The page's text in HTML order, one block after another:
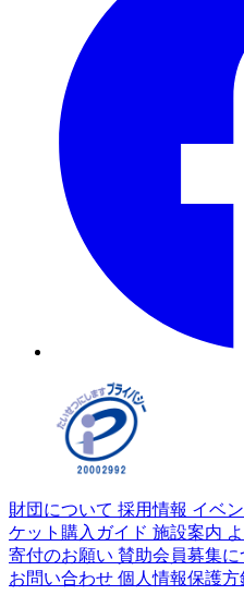
財団について 採用情報 イベ
ケット購入ガイド 施設案内
寄付のお願い 賛助会員募集に
お問い合わせ 個人情報保護方